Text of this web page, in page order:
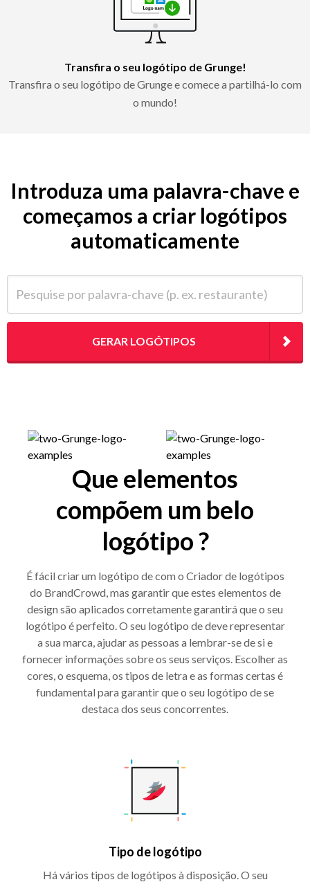
Transfira o seu logótipo de Grunge!
Transfira o seu logótipo de Grunge e comece a partilhá-lo com
o mundo!
Introduza uma palavra-chave e
começamos a criar logótipos
automaticamente
GERAR LOGÓTIPOS
Que elementos
compõem um belo
logótipo ?
É fácil criar um logótipo de com o Criador de logótipos
do BrandCrowd, mas garantir que estes elementos de
design são aplicados corretamente garantirá que o seu
logótipo é perfeito. O seu logótipo de deve representar
a sua marca, ajudar as pessoas a lembrar-se de si e
fornecer informações sobre os seus serviços. Escolher as
cores, o esquema, os tipos de letra e as formas certas é
fundamental para garantir que o seu logótipo de se
destaca dos seus concorrentes.
Tipo de logótipo
Há vários tipos de logótipos à disposição. O seu